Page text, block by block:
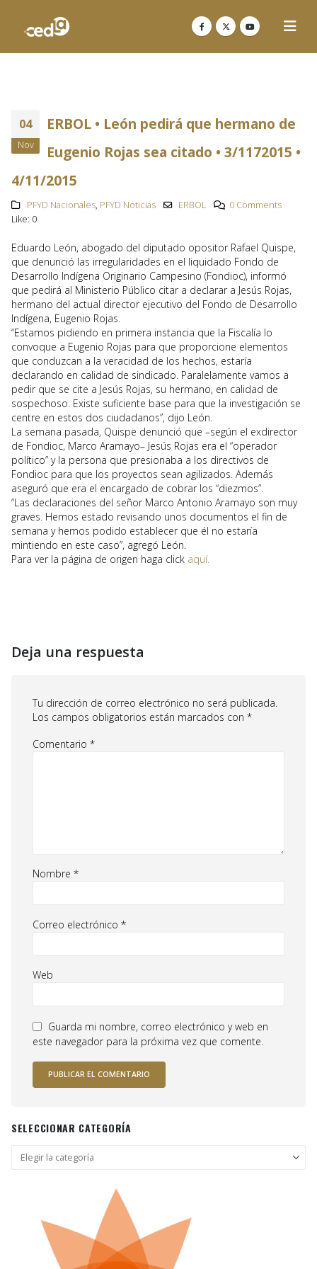
04
Nov
ERBOL • León pedirá que hermano de
Eugenio Rojas sea citado • 3/1172015 •
4/11/2015
PFYD Nacionales, PFYD Noticias ERBOL
0 Comments
Like: 0
Eduardo León, abogado del diputado opositor Rafael Quispe,
que denunció las irregularidades en el liquidado Fondo de
Desarrollo Indígena Originario Campesino (Fondioc), informó
que pedirá al Ministerio Público citar a declarar a Jesús Rojas,
hermano del actual director ejecutivo del Fondo de Desarrollo
Indígena, Eugenio Rojas.
“Estamos pidiendo en primera instancia que la Fiscalía lo
convoque a Eugenio Rojas para que proporcione elementos
que conduzcan a la veracidad de los hechos, estaría
declarando en calidad de sindicado. Paralelamente vamos a
pedir que se cite a Jesús Rojas, su hermano, en calidad de
sospechoso. Existe suficiente base para que la investigación se
centre en estos dos ciudadanos”, dijo León.
La semana pasada, Quispe denunció que –según el exdirector
de Fondioc, Marco Aramayo– Jesús Rojas era el “operador
político” y la persona que presionaba a los directivos de
Fondioc para que los proyectos sean agilizados. Además
aseguró que era el encargado de cobrar los “diezmos”.
“Las declaraciones del señor Marco Antonio Aramayo son muy
graves. Hemos estado revisando unos documentos el fin de
semana y hemos podido establecer que él no estaría
mintiendo en este caso”, agregó León.
Para ver la página de origen haga click aquí.
Deja una respuesta
Tu dirección de correo electrónico no será publicada.
Los campos obligatorios están marcados con *
Comentario *
Nombre *
Correo electrónico *
Web
Guarda mi nombre, correo electrónico y web en
este navegador para la próxima vez que comente.
SELECCIONAR CATEGORÍA
Seleccionar
categoría